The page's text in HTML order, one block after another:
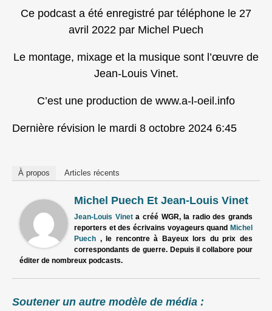
Ce podcast a été enregistré par téléphone le 27
avril 2022 par Michel Puech
Le montage, mixage et la musique sont l’œuvre de
Jean-Louis Vinet.
C’est une production de www.a-l-oeil.info
Dernière révision le mardi 8 octobre 2024 6:45
À propos Articles récents
Michel Puech Et Jean-Louis Vinet
Jean-Louis Vineta créé WGR, la radio des grands
reporters et des écrivains voyageurs quand Michel
Puech , le rencontre à Bayeux lors du prix des
correspondants de guerre. Depuis il collabore pour
éditer de nombreux podcasts.
Soutener un autre modèle de média :